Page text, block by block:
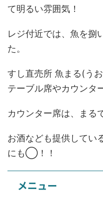
て明るい雰囲気！
レジ付近では、魚を捌
た。
すし直売所 魚まる(う
テーブル席やカウンタ
カウンター席は、まる
お酒なども提供してい
にも◯！！
メニュー